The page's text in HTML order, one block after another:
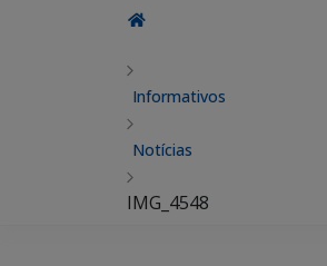
Informativos
Notícias
IMG_4548